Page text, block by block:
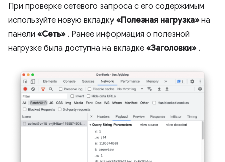
При проверке сетевого запроса с его содержимым
используйте новую вкладку «Полезная нагрузка» на
панели «Сеть» . Ранее информация о полезной
нагрузке была доступна на вкладке «Заголовки» .